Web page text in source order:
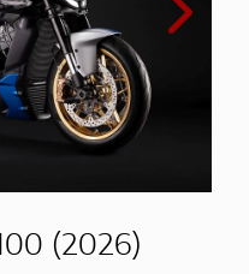
(2026)